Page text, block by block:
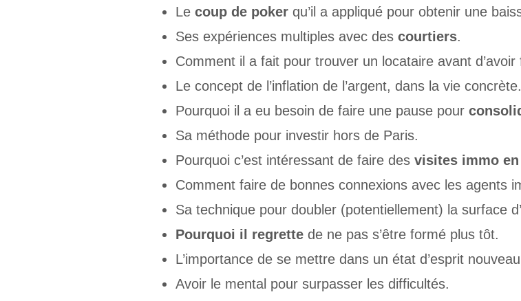
Lecoup de poker qu’il a appliqué pour obtenir une
Ses expériences multiples avec descourtiers.
Comment il a fait pour trouver un locataire avant d’avoir
Le concept de l’inflation de l’argent, dans la vie concrète.
Pourquoi il a eu besoin de faire une pause pour
Sa méthode pour investir hors de Paris.
Pourquoi c’est intéressant de faire desvisites immo
Comment faire de bonnes connexions avec les agents
Sa technique pour doubler (potentiellement) la surface
Pourquoi il regrette de ne pas s’être formé plus tôt.
L’importance de se mettre dans un état d’esprit
Avoir le mental pour surpasser les difficultés.